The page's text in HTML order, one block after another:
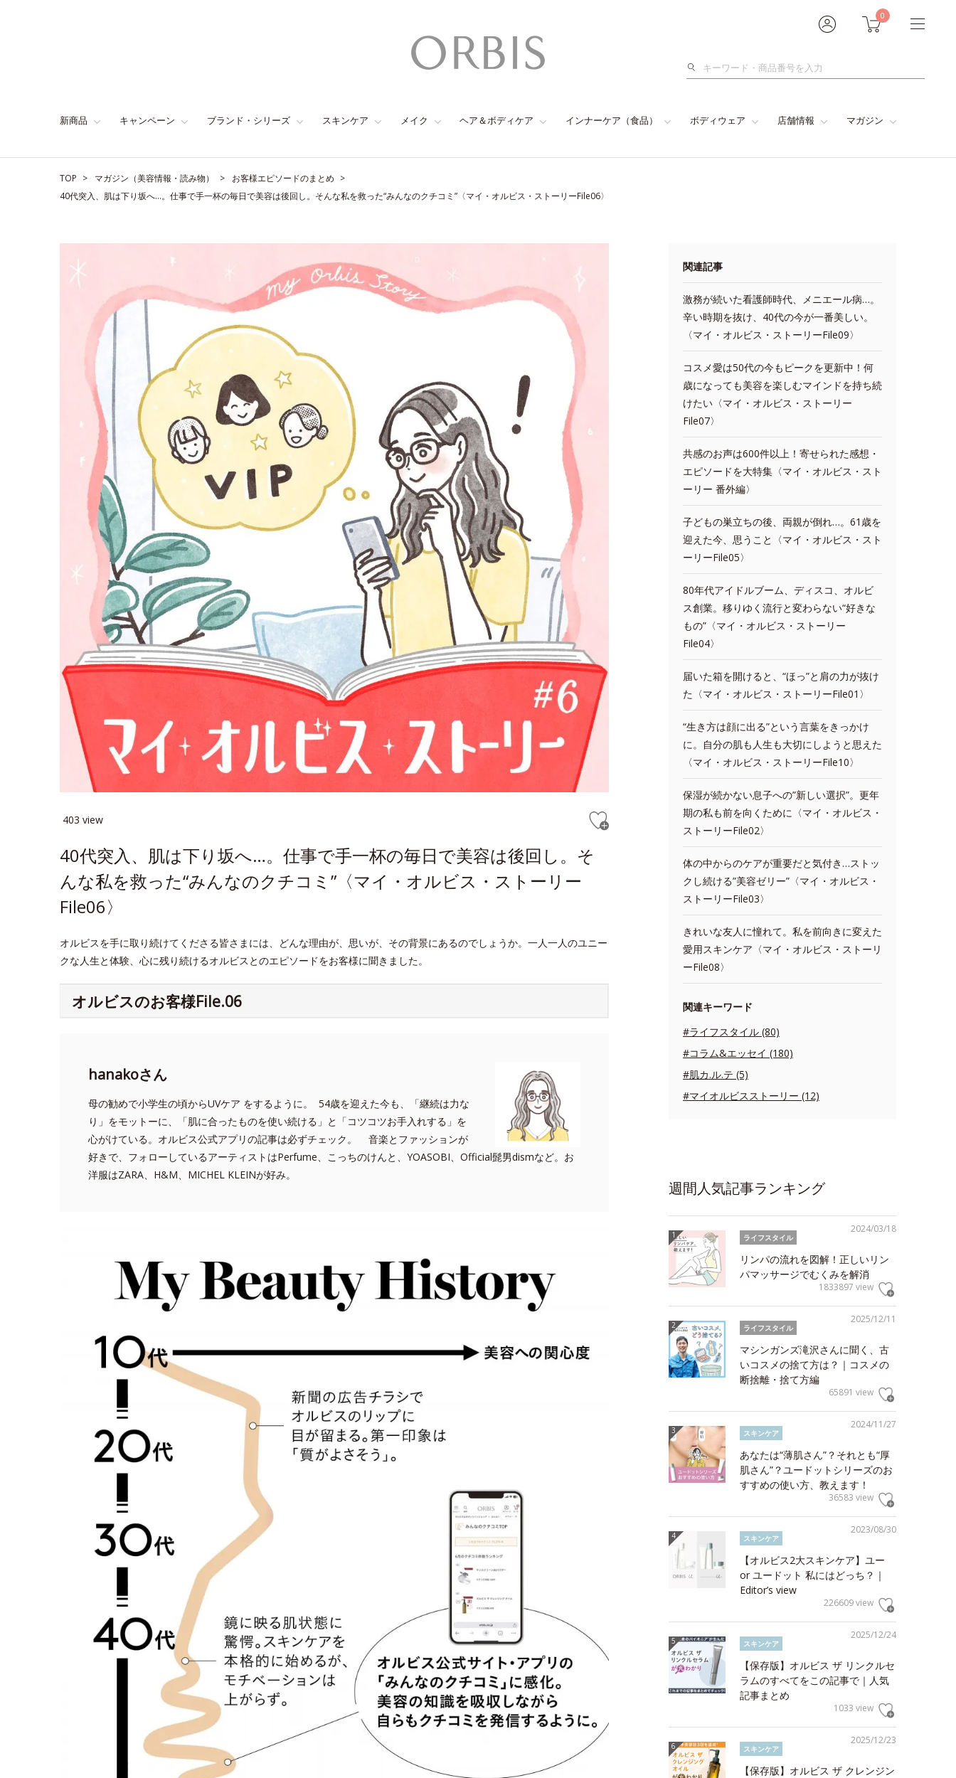
0
検
新商品 キャンペーン ブランド・シリーズ スキンケア メイク ヘア＆ボディケア インナーケア（食品） ボディウェア 店舗情報 マガジン
TOP マガジン（美容情報・読み物）
お客様エピソードのまとめ
40代突入、肌は下り坂へ…。仕事で手一杯の毎日で美容は後回し。そんな私を救った“みんなのクチコミ”〈マイ・オルビス・ストーリーFile06〉
403 view
40代突入、肌は下り坂へ…。仕事で手一杯の毎日で美容は後回し。そ
んな私を救った“みんなのクチコミ”〈マイ・オルビス・ストーリー
File06〉
オルビスを手に取り続けてくださる皆さまには、どんな理由が、思いが、その背景にあるのでしょうか。一人一人のユニー
クな人生と体験、心に残り続けるオルビスとのエピソードをお客様に聞きました。
オルビスのお客様File.06
hanakoさん
母の勧めで小学生の頃からUVケア をするように。 54歳を迎えた今も、「継続は力な
り」をモットーに、「肌に合ったものを使い続ける」と「コツコツお手入れする」を
心がけている。オルビス公式アプリの記事は必ずチェック。 音楽とファッションが
好きで、フォローしているアーティストはPerfume、こっちのけんと、YOASOBI、Official髭男dismなど。お
洋服はZARA、H&M、MICHEL KLEINが好み。
関連記事
激務が続いた看護師時代、メニエール病…。
辛い時期を抜け、40代の今が一番美しい。
〈マイ・オルビス・ストーリーFile09〉
コスメ愛は50代の今もピークを更新中！何
歳になっても美容を楽しむマインドを持ち続
けたい〈マイ・オルビス・ストーリー
File07〉
共感のお声は600件以上！寄せられた感想・
エピソードを大特集〈マイ・オルビス・スト
ーリー 番外編〉
子どもの巣立ちの後、両親が倒れ…。61歳を
迎えた今、思うこと〈マイ・オルビス・スト
ーリーFile05〉
80年代アイドルブーム、ディスコ、オルビ
ス創業。移りゆく流行と変わらない“好きな
もの”〈マイ・オルビス・ストーリー
File04〉
届いた箱を開けると、“ほっ”と肩の力が抜け
た〈マイ・オルビス・ストーリーFile01〉
“生き方は顔に出る”という言葉をきっかけ
に。自分の肌も人生も大切にしようと思えた
〈マイ・オルビス・ストーリーFile10〉
保湿が続かない息子への”新しい選択”。更年
期の私も前を向くために〈マイ・オルビス・
ストーリーFile02〉
体の中からのケアが重要だと気付き…ストッ
クし続ける”美容ゼリー”〈マイ・オルビス・
ストーリーFile03〉
きれいな友人に憧れて。私を前向きに変えた
愛用スキンケア〈マイ・オルビス・ストーリ
ーFile08〉
関連キーワード
#ライフスタイル (80)
#コラム&エッセイ (180)
#肌カ.ル.テ (5)
#マイオルビスストーリー (12)
週間人気記事ランキング
2024/03/18
ライフスタイル
リンパの流れを図解！正しいリン
パマッサージでむくみを解消
1833897 view
2025/12/11
ライフスタイル
マシンガンズ滝沢さんに聞く、古
いコスメの捨て方は？｜コスメの
断捨離・捨て方編
65891 view
2024/11/27
スキンケア
あなたは“薄肌さん”？それとも“厚
肌さん”？ユードットシリーズのお
すすめの使い方、教えます！
36583 view
2023/08/30
スキンケア
【オルビス2大スキンケア】ユー
or ユードット 私にはどっち？｜
Editor’s view
226609 view
2025/12/24
スキンケア
【保存版】オルビス ザ リンクルセ
ラムのすべてをこの記事で｜人気
記事まとめ
1033 view
2025/12/23
スキンケア
【保存版】オルビス ザ クレンジン